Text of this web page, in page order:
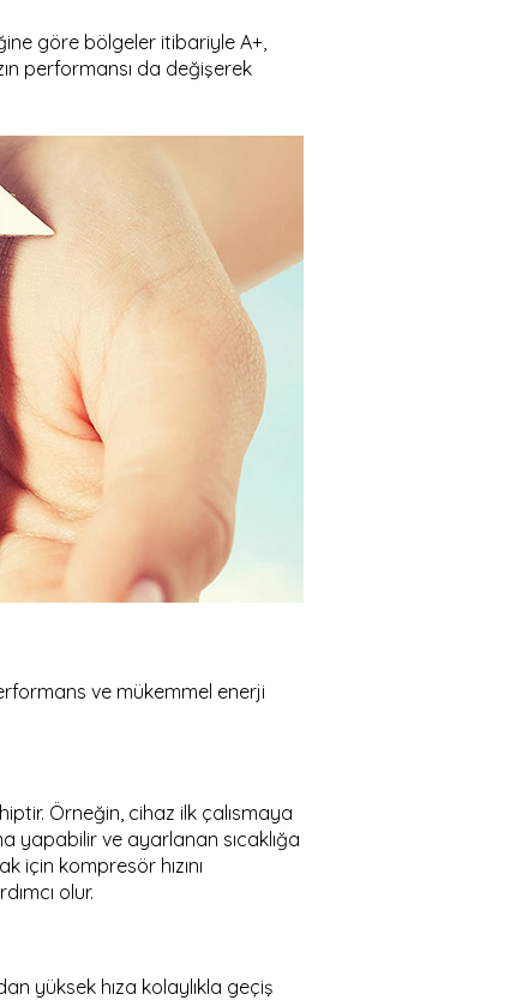
göre bölgeler itibariyle A+,
performansı da değişerek
ve mükemmel enerji
Örneğin, cihaz ilk çalısmaya
yapabilir ve ayarlanan sıcaklığa
için kompresör hızını
olur.
yüksek hıza kolaylıkla geçiş